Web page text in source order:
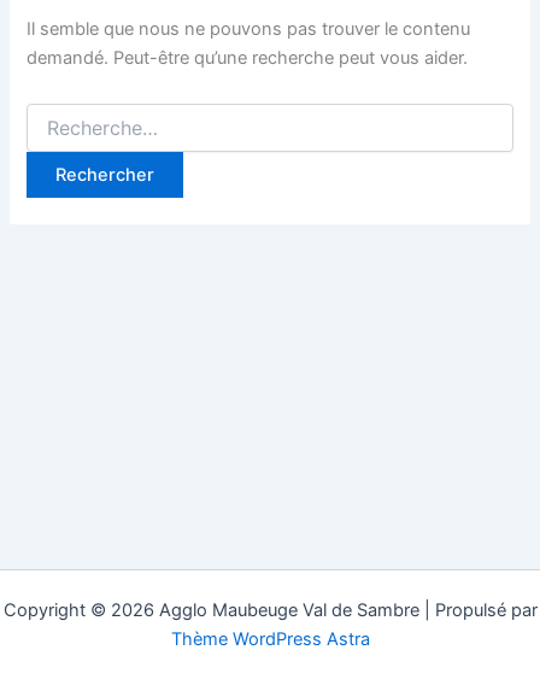
Il semble que nous ne pouvons pas trouver le contenu
demandé. Peut-être qu’une recherche peut vous aider.
Rechercher :
Copyright © 2026 Agglo Maubeuge Val de Sambre | Propulsé par
Thème WordPress Astra